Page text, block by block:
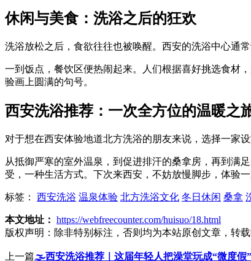
休闲与美食：洗浴之后的狂欢
洗浴放松之后，食欲往往也被唤醒。西安的洗浴中心通
一到饭点，餐饮区便热闹起来。人们根据喜好挑选食材
验画上圆满的句号。
西安洗浴推荐：一次全方位的温暖之
对于想在西安体验地道北方洗浴的朋友来说，选择一家
从抵御严寒的室外温泉，到促进排汗的桑拿房，再到满
受，一种生活方式。下次来西安，不妨放慢脚步，体验
标签： 西安洗浴 温泉体验 北方洗浴文化 冬日休闲 桑拿
本文地址： https://webfreecounter.com/huisuo/18.html
版权声明： 除非特别标注，否则均为本站原创文章，转
上一篇🌫️西安洗浴推荐｜这届年轻人把澡堂玩成“微度